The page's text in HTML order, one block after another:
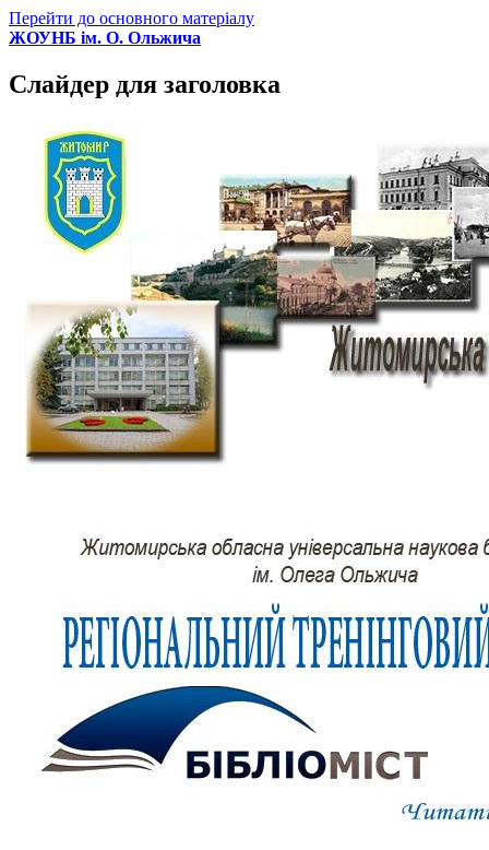
Перейти до основного матеріалу
ЖОУНБ ім. О. Ольжича
Слайдер для заголовка